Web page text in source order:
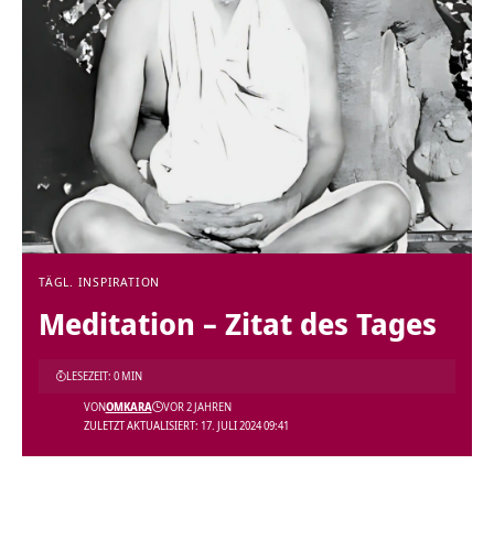
TÄGL. INSPIRATION
Meditation – Zitat des Tages
ZULETZT AKTUALISIERT: 17. JULI 2024 09:41
VONOMKARA VOR 2 JAHREN
LESEZEIT: 0 MIN